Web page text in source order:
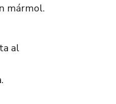
mármol.
al